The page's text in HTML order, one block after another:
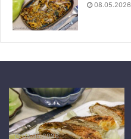
08.05.2026
Шкара
из
ставридки.
Рецепт